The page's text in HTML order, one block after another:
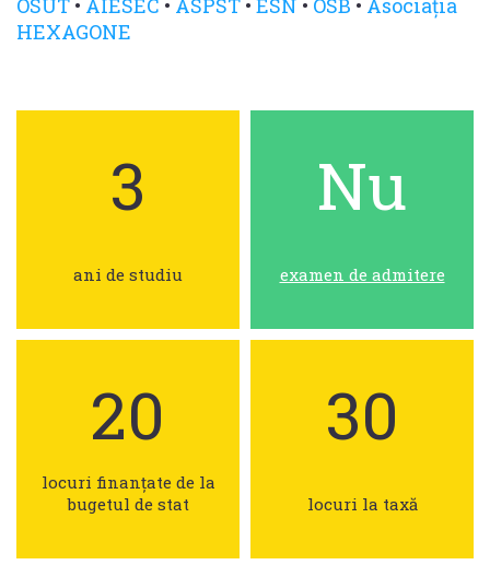
OSUT • AIESEC • ASPST • ESN • OSB • Asociația
HEXAGONE
3
ani de studiu
Nu
examen de admitere
20
locuri finanțate de la
bugetul de stat
30
locuri la taxă